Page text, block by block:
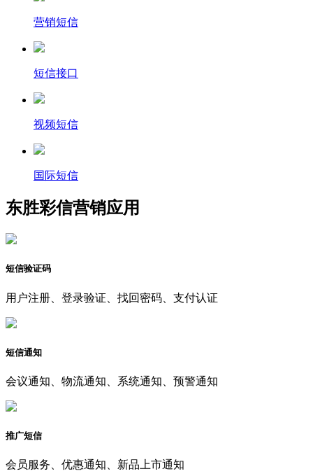
营销短信
短信接口
视频短信
国际短信
东胜彩信营销应用
短信验证码
用户注册、登录验证、找回密码、支付认证
短信通知
会议通知、物流通知、系统通知、预警通知
推广短信
会员服务、优惠通知、新品上市通知